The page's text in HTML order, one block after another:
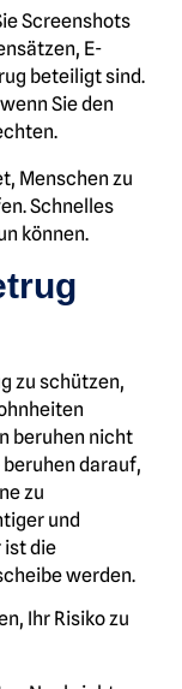
Screenshots
E-
beteiligt sind.
Sie den
Menschen zu
Schnelles
können.
zu schützen,
beruhen nicht
darauf,
zu
und
ist die
werden.
Ihr Risiko zu